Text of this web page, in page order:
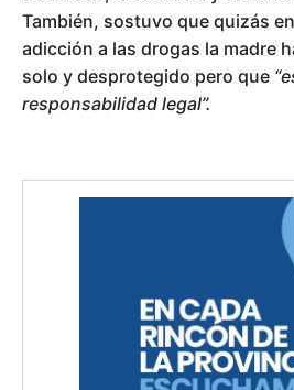
También, sostuvo que quizás
adicción a las drogas la madre
solo y desprotegido pero que
responsabilidad legal”.